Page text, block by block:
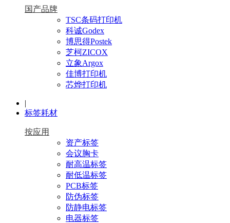
国产品牌
TSC条码打印机
科诚Godex
博思得Postek
芝柯ZICOX
立象Argox
佳博打印机
芯烨打印机
|
标签耗材
按应用
资产标签
会议胸卡
耐高温标签
耐低温标签
PCB标签
防伪标签
防静电标签
电器标签